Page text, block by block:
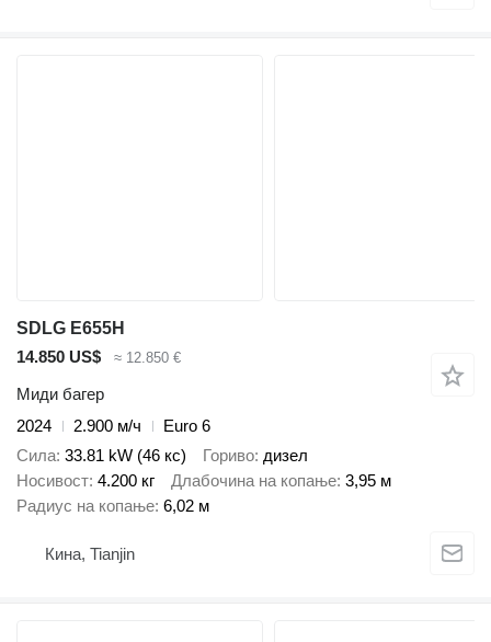
SDLG E655H
14.850 US$
≈ 12.850 €
Миди багер
2024
2.900 м/ч
Euro 6
Сила 33.81 kW (46 кс) Гориво дизел
Носивост 4.200 кг Длабочина на копање 3,95 м
Радиус на копање 6,02 м
Кина, Tianjin